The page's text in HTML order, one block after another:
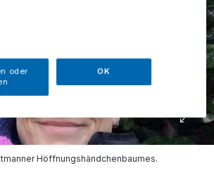
Höffnungshändchenbaumes.
oder
OK